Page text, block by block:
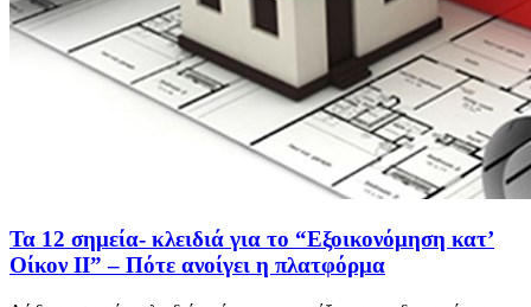
Τα 12 σημεία- κλειδιά για το “Εξοικονόμηση κατ’
Οίκον ΙΙ” – Πότε ανοίγει η πλατφόρμα